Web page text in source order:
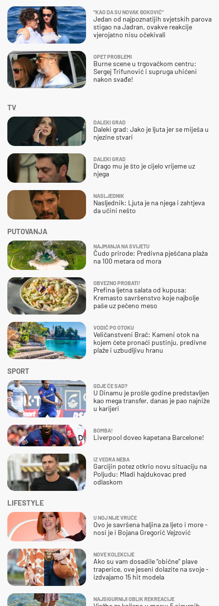
"KAO DA SU NOVAK ĐOKOVIĆ"
Jedan od najpoznatijih svjetskih parova
stigao na Jadran, ovakve reakcije
vjerojatno nisu očekivali
OPET PROBLEMI
Burne scene u trgovačkom centru:
Sergej Trifunović i supruga uhićeni
nakon svađe!
SPORT
GDJE ĆE SAD?
U Dinamu je prošle godine predstavljen
kao mega transfer, danas je pao najniže
u karijeri
BOMBA!
Liverpool doveo kapetana Barcelone!
IZ VEDRA NEBA
Garcijin potez otkrio novu situaciju na
Poljudu: Mladi hajdukovac pred
odlaskom
TV
DALEKI GRAD
Daleki grad: Jako je ljuta jer se miješa u
njezine stvari
DALEKI GRAD
Drago mu je što je cijelo vrijeme uz
njega
NASLJEDNIK
Nasljednik: Ljuta je na njega i zahtjeva
da učini nešto
PUTOVANJA
NAJMANJA NA SVIJETU
Čudo prirode: Predivna pješčana plaža
na 100 metara od mora
OBVEZNO PROBATI!
Prefina ljetna salata od kupusa:
Kremasto savršenstvo koje najbolje
paše uz pečeno meso
VODIČ PO OTOKU
Veličanstveni Brač: Kameni otok na
kojem ćete pronaći pustinju, predivne
plaže i uzbudljivu hranu
LIFESTYLE
U NOJ NIJE VRUĆE
Ovo je savršena haljina za ljeto i more -
nosi je i Bojana Gregorić Vejzović
NOVE KOLEKCIJE
Ako su vam dosadile “obične” plave
traperice, ove jeseni dolazite na svoje -
izdvajamo 15 hit modela
NAJSIGURNIJI OBLIK REKREACIJE